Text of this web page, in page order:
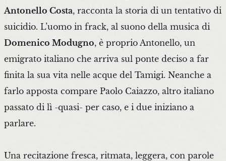
Antonello Costa, racconta la storia di un tentativo di
suicidio. L’uomo in frack, al suono della musica di
Domenico Modugno, è proprio Antonello, un
emigrato italiano che arriva sul ponte deciso a far
finita la sua vita nelle acque del Tamigi. Neanche a
farlo apposta compare Paolo Caiazzo, altro italiano
passato di lì -quasi- per caso, e i due iniziano a
parlare.
Una recitazione fresca, ritmata, leggera, con parole